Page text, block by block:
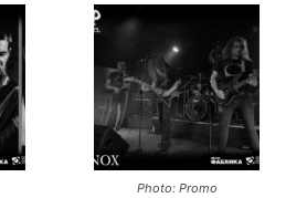
Photo: Promo